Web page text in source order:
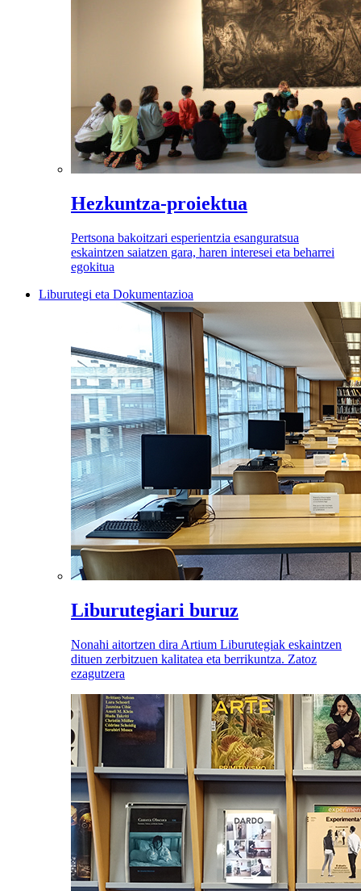
Hezkuntza-proiektua
Pertsona bakoitzari esperientzia esanguratsua
eskaintzen saiatzen gara, haren interesei eta beharrei
egokitua
Liburutegi eta Dokumentazioa
Liburutegiari buruz
Nonahi aitortzen dira Artium Liburutegiak eskaintzen
dituen zerbitzuen kalitatea eta berrikuntza. Zatoz
ezagutzera